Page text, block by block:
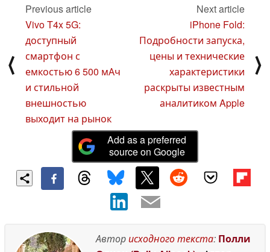
⟨
Previous article
Vivo T4x 5G:
доступный
смартфон с
емкостью 6 500 мАч
и стильной
внешностью
выходит на рынок
Next article
iPhone Fold:
Подробности запуска,
цены и технические
характеристики
раскрыты известным
аналитиком Apple
⟩
Add as a preferred
source on Google
Авторисходного текста: Полли